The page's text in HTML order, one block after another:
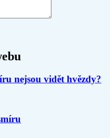
nejsou vidět hvězdy?